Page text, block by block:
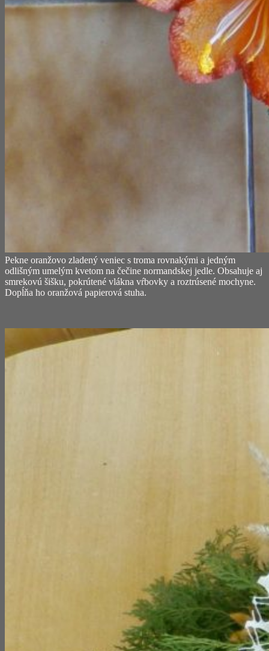
Pekne oranžovo zladený veniec s troma rovnakými a jedným
odlišným umelým kvetom na čečine normandskej jedle. Obsahuje aj
smrekovú šišku, pokrútené vlákna vŕbovky a roztrúsené mochyne.
Dopĺňa ho oranžová papierová stuha.